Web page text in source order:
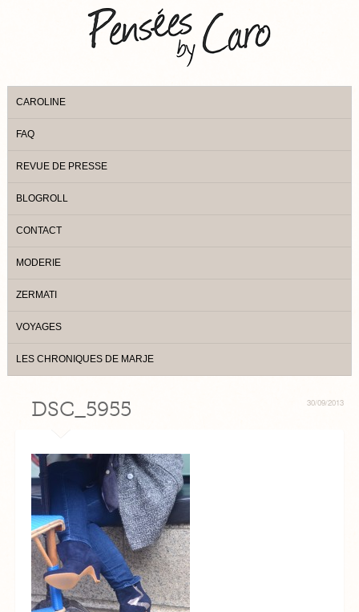
CAROLINE
FAQ
REVUE DE PRESSE
BLOGROLL
CONTACT
MODERIE
ZERMATI
VOYAGES
LES CHRONIQUES DE MARJE
30/09/2013
DSC_5955